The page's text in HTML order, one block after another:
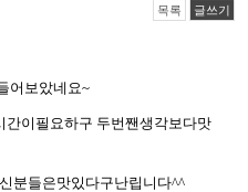
목록 글쓰기
어보았네요~
이필요하구 두번짼생각보다맛
분들은맛있다구난립니다^^